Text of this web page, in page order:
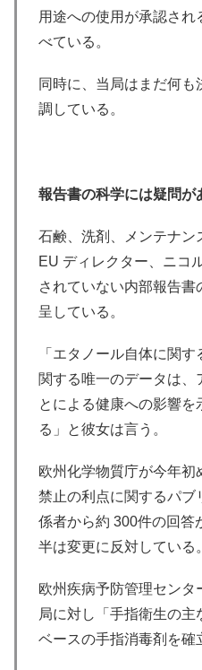
用途への使用が承認さ
べている。
同時に、当局はまだ何
調している。
報告書の科学には疑問が
石鹸、洗剤、メンテナン
EU ディレクター、ニコ
されていない内部報告
呈している。
「エタノール自体に関
関する唯一のデータは、
とによる健康への影響
る」と彼女は言う。
欧州化学物質庁が今年
禁止の利点に関するパブ
係者から約 300件の回答
半は変更に反対している。
欧州疾病予防管理センタ
局に対し「手指衛生の
ベースの手指消毒剤を確